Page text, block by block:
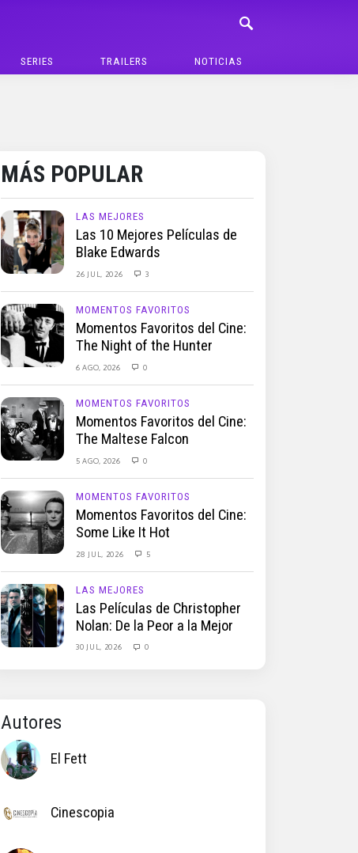
SERIES TRAILERS NOTICIAS
MÁS POPULAR
LAS MEJORES
Las 10 Mejores Películas de
Blake Edwards
26 JUL, 2026 3
MOMENTOS FAVORITOS
Momentos Favoritos del Cine:
The Night of the Hunter
6 AGO, 2026 0
MOMENTOS FAVORITOS
Momentos Favoritos del Cine:
The Maltese Falcon
5 AGO, 2026 0
MOMENTOS FAVORITOS
Momentos Favoritos del Cine:
Some Like It Hot
28 JUL, 2026 5
LAS MEJORES
Las Películas de Christopher
Nolan: De la Peor a la Mejor
30 JUL, 2026 0
Autores
El Fett
Cinescopia